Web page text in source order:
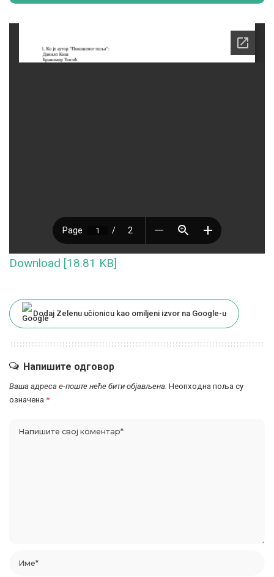
Download [18.81 KB]
Dodaj Zelenu učionicu kao omiljeni izvor na Google-u
Напишите одговор
Ваша адреса е-поште неће бити објављена. Неопходна поља су
означена *